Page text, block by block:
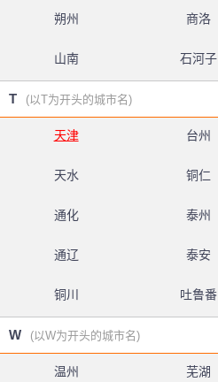
朔州 商洛
山南 石河子
T (以T为开头的城市名)
天津 台州
天水 铜仁
通化 泰州
通辽 泰安
铜川 吐鲁番
W (以W为开头的城市名)
温州 芜湖